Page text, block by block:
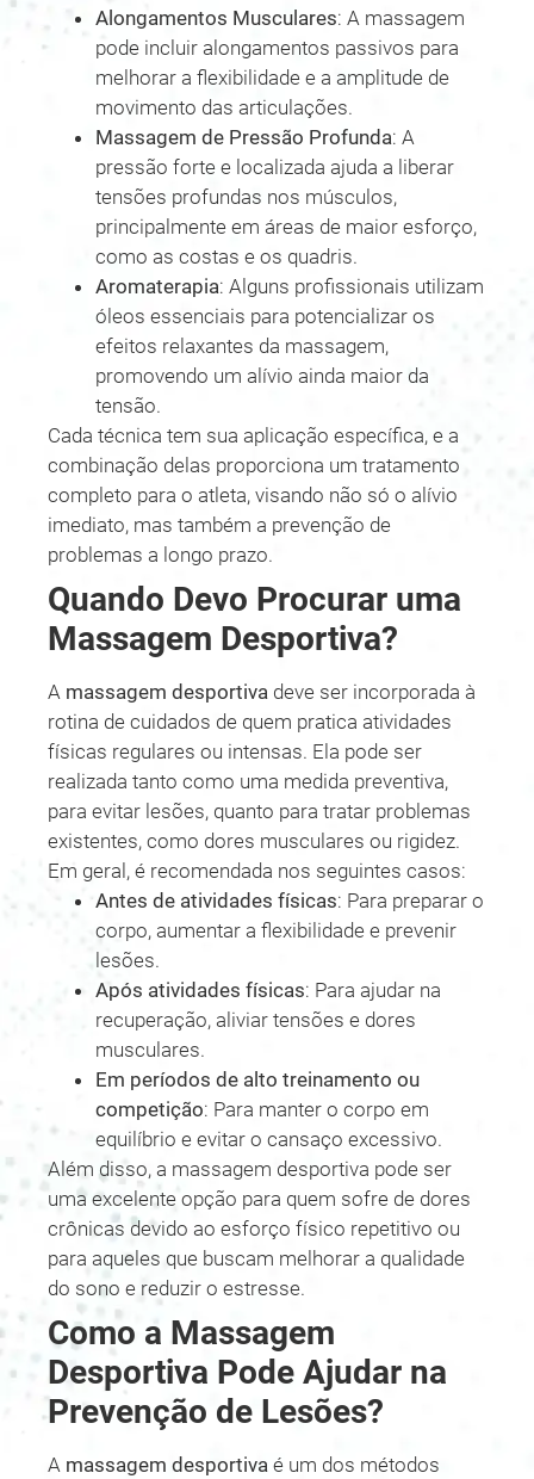
Alongamentos Musculares: A massagem
pode incluir alongamentos passivos para
melhorar a flexibilidade e a amplitude de
movimento das articulações.
Massagem de Pressão Profunda: A
pressão forte e localizada ajuda a liberar
tensões profundas nos músculos,
principalmente em áreas de maior esforço,
como as costas e os quadris.
Aromaterapia: Alguns profissionais utilizam
óleos essenciais para potencializar os
efeitos relaxantes da massagem,
promovendo um alívio ainda maior da
tensão.
Cada técnica tem sua aplicação específica, e a
combinação delas proporciona um tratamento
completo para o atleta, visando não só o alívio
imediato, mas também a prevenção de
problemas a longo prazo.
Quando Devo Procurar uma
Massagem Desportiva?
A massagem desportiva deve ser incorporada à
rotina de cuidados de quem pratica atividades
físicas regulares ou intensas. Ela pode ser
realizada tanto como uma medida preventiva,
para evitar lesões, quanto para tratar problemas
existentes, como dores musculares ou rigidez.
Em geral, é recomendada nos seguintes casos:
Antes de atividades físicas: Para preparar o
corpo, aumentar a flexibilidade e prevenir
lesões.
Após atividades físicas: Para ajudar na
recuperação, aliviar tensões e dores
musculares.
Em períodos de alto treinamento ou
competição: Para manter o corpo em
equilíbrio e evitar o cansaço excessivo.
Além disso, a massagem desportiva pode ser
uma excelente opção para quem sofre de dores
crônicas devido ao esforço físico repetitivo ou
para aqueles que buscam melhorar a qualidade
do sono e reduzir o estresse.
Como a Massagem
Desportiva Pode Ajudar na
Prevenção de Lesões?
A massagem desportiva é um dos métodos